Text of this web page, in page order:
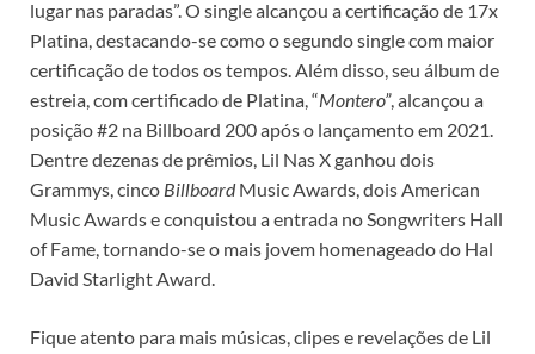
lugar nas paradas”. O single alcançou a certificação de 17x
Platina, destacando-se como o segundo single com maior
certificação de todos os tempos. Além disso, seu álbum de
estreia, com certificado de Platina, “Montero”, alcançou a
posição #2 na Billboard 200 após o lançamento em 2021.
Dentre dezenas de prêmios, Lil Nas X ganhou dois
Grammys, cinco BillboardMusic Awards, dois American
Music Awards e conquistou a entrada no Songwriters Hall
of Fame, tornando-se o mais jovem homenageado do Hal
David Starlight Award.
Fique atento para mais músicas, clipes e revelações de Lil